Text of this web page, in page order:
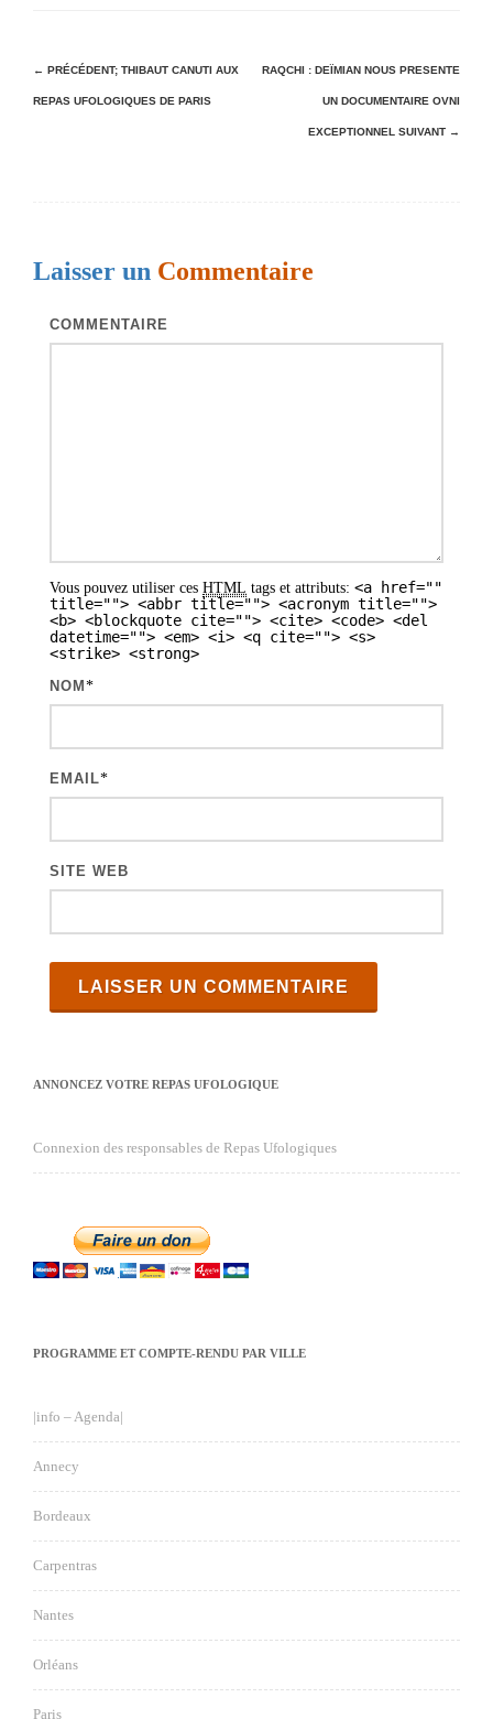
N
a
t
← PRÉCÉDENT; THIBAUT CANUTI AUX
REPAS UFOLOGIQUES DE PARIS
RAQCHI : DEÏMIAN NOUS PRESENTE
UN DOCUMENTAIRE OVNI
EXCEPTIONNEL SUIVANT →
Laisser un Commentaire
COMMENTAIRE
Vous pouvez utiliser ces HTML tags et attributs: <a href=""
title=""> <abbr title=""> <acronym title="">
<b> <blockquote cite=""> <cite> <code> <del
datetime=""> <em> <i> <q cite=""> <s>
<strike> <strong>
NOM *
EMAIL*
SITE WEB
ANNONCEZ VOTRE REPAS UFOLOGIQUE
Connexion des responsables de Repas Ufologiques
PROGRAMME ET COMPTE-RENDU PAR VILLE
|info – Agenda|
Annecy
Bordeaux
Carpentras
Nantes
Orléans
Paris